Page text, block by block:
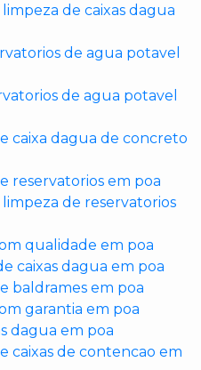
de caixas dagua
de agua potavel
de agua potavel
caixa dagua de concreto
reservatorios em poa
de reservatorios
qualidade em poa
caixas dagua em poa
baldrames em poa
garantia em poa
dagua em poa
caixas de contencao em